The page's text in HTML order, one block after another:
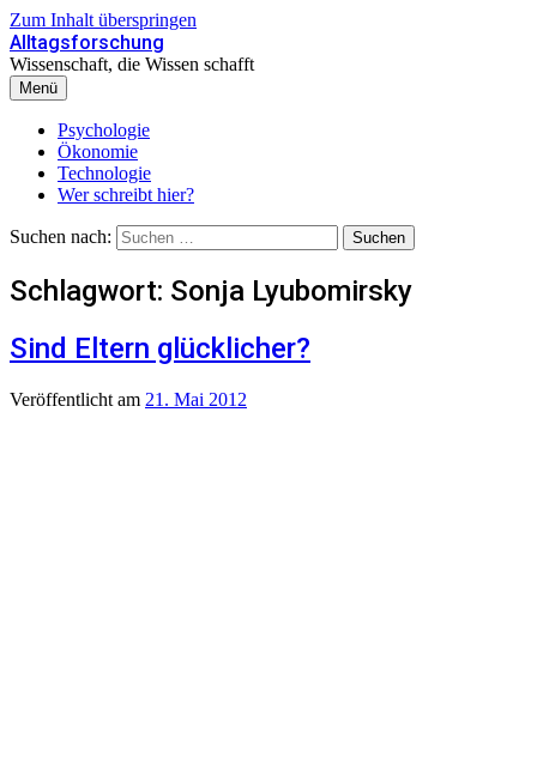
Zum Inhalt überspringen
Alltagsforschung
Wissenschaft, die Wissen schafft
Menü
Psychologie
Ökonomie
Technologie
Wer schreibt hier?
Suchen nach:
Schlagwort: Sonja Lyubomirsky
Sind Eltern glücklicher?
Veröffentlicht am 21. Mai 2012